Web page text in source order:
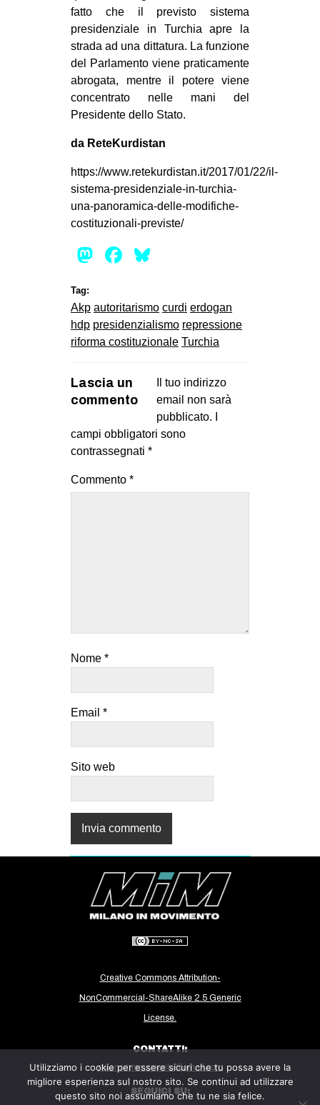
fatto che il previsto sistema
presidenziale in Turchia apre la
strada ad una dittatura. La funzione
del Parlamento viene praticamente
abrogata, mentre il potere viene
concentrato nelle mani del
Presidente dello Stato.
da ReteKurdistan
https://www.retekurdistan.it/2017/01/22/il-
sistema-presidenziale-in-turchia-
una-panoramica-delle-modifiche-
costituzionali-previste/
Mastodon
Facebook
Tag:
Akp autoritarismo curdi erdogan
hdp presidenzialismo repressione
riforma costituzionale Turchia
Lascia un
commento
Il tuo indirizzo
email non sarà
pubblicato.
campi obbligatori sono
contrassegnati *
Commento *
Nome *
Email *
Sito web
Creative Commons Attribution-
NonCommercial-ShareAlike 2.5 Generic
License.
CONTATTI:
milanoinmovimento@gmail.com
SEGUICI SU:
Utilizziamo i cookie per essere sicuri che tu possa avere la
migliore esperienza sul nostro sito. Se continui ad utilizzare
questo sito noi assumiamo che tu ne sia felice.